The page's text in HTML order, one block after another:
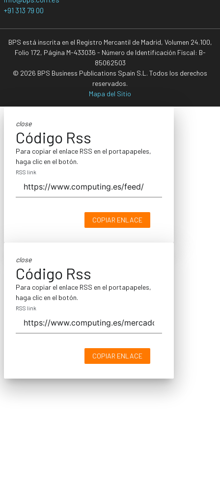
+91 313 79 00
BPS está inscrita en el Registro Mercantil de Madrid, Volumen 24.100,
Folio 172, Página M-433036 - Número de Identificación Fiscal: B-
85062503
© 2026 BPS Business Publications Spain S.L. Todos los derechos
reservados.
Mapa del Sitio
close
Código Rss
Para copiar el enlace RSS en el portapapeles,
haga clic en el botón.
RSS link
COPIAR ENLACE
close
Código Rss
Para copiar el enlace RSS en el portapapeles,
haga clic en el botón.
RSS link
COPIAR ENLACE